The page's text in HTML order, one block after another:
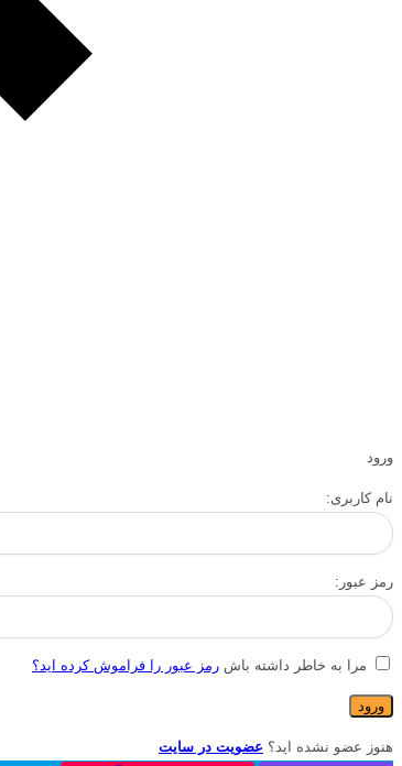
ورود
نام کاربری:
رمز عبور:
مرا به خاطر داشته باش رمز عبور را فراموش کرده اید؟
هنوز عضو نشده اید؟ عضویت در سایت